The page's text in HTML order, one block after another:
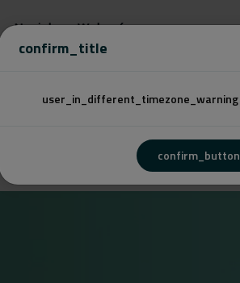
confirm_title
user_in_different_timezone_warning
confirm_button
Novinky Webový